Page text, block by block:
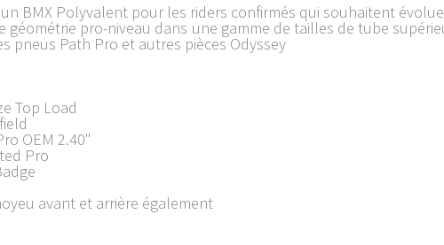
un BMX Polyvalent pour les riders confirmés qui souhaitent
pro-niveau dans une gamme de tailles de tube
pneus Path Pro et autres pièces Odyssey
Top Load
OEM 2.40"
Pro
avant et arrière également